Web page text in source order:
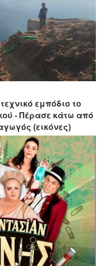
εμπόδιο το
- Πέρασε κάτω από
(εικόνες)